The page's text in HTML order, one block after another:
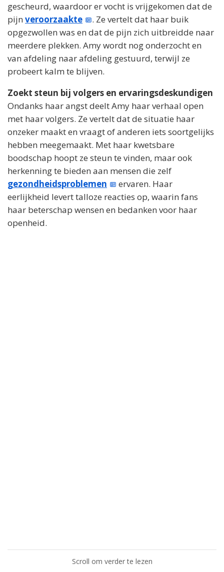
gescheurd, waardoor er vocht is vrijgekomen dat de
pijn veroorzaakte
. Ze vertelt dat haar buik
opgezwollen was en dat de pijn zich uitbreidde naar
meerdere plekken. Amy wordt nog onderzocht en
van afdeling naar afdeling gestuurd, terwijl ze
probeert kalm te blijven.
Zoekt steun bij volgers en ervaringsdeskundigen
Ondanks haar angst deelt Amy haar verhaal open
met haar volgers. Ze vertelt dat de situatie haar
onzeker maakt en vraagt of anderen iets soortgelijks
hebben meegemaakt. Met haar kwetsbare
boodschap hoopt ze steun te vinden, maar ook
herkenning te bieden aan mensen die zelf
gezondheidsproblemen
ervaren. Haar
eerlijkheid levert talloze reacties op, waarin fans
haar beterschap wensen en bedanken voor haar
openheid.
Scroll om verder te lezen